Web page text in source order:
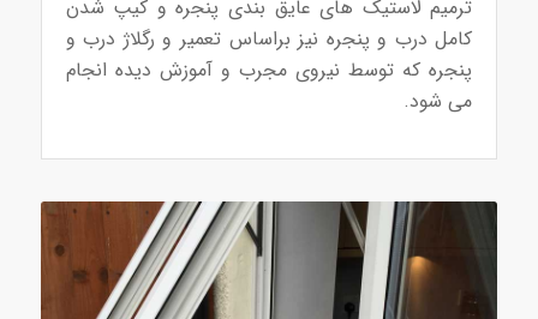
ترمیم لاستیک های عایق بندی پنجره و کیپ شدن
کامل درب و پنجره نیز براساس تعمیر و رگلاژ درب و
پنجره که توسط نیروی مجرب و آموزش دیده انجام
می شود.